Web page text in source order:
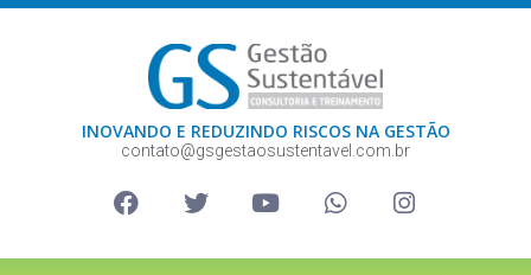
INOVANDO E REDUZINDO RISCOS NA GESTÃO
contato@gsgestaosustentavel.com.br